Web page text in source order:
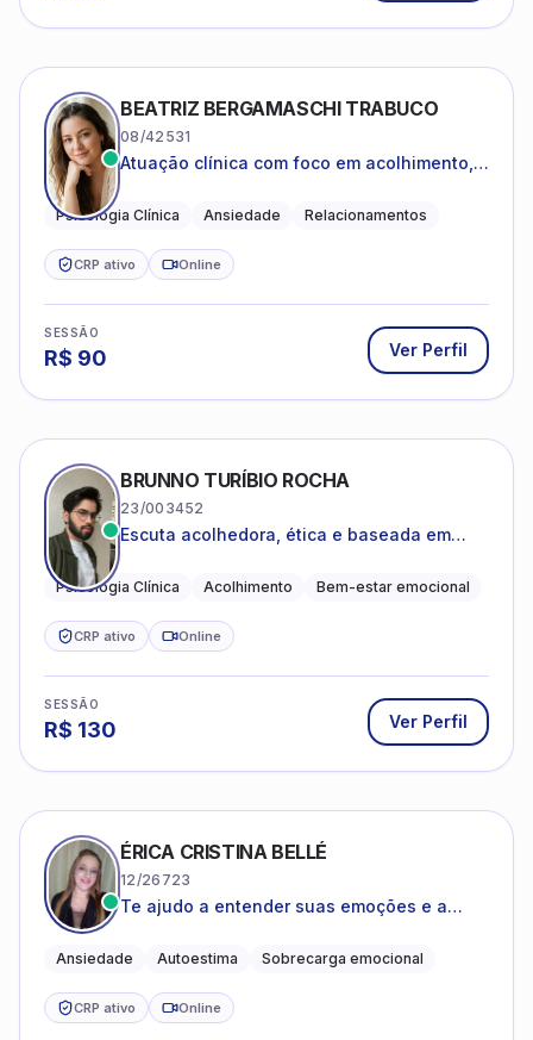
BEATRIZ BERGAMASCHI TRABUCO
08/42531
Atuação clínica com foco em acolhimento,
Psicologia Clínica Ansiedade Relacionamentos
CRP ativo Online
SESSÃO
R$ 90 Ver Perfil
BRUNNO TURÍBIO ROCHA
23/003452
Escuta acolhedora, ética e baseada em
Psicologia Clínica Acolhimento Bem-estar emocional
CRP ativo Online
SESSÃO
R$ 130 Ver Perfil
ÉRICA CRISTINA BELLÉ
12/26723
Te ajudo a entender suas emoções e a
que você está vivendo
Ansiedade Autoestima Sobrecarga emocional
CRP ativo Online